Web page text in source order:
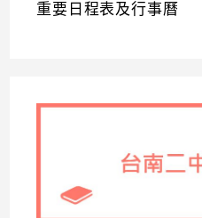
重要日程表及行事曆